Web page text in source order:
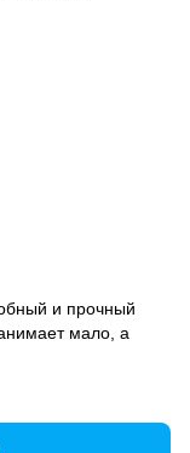
и прочный
мало, а